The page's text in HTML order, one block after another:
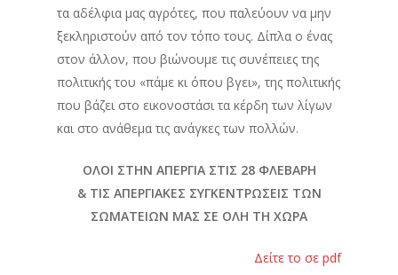
τα αδέλφια μας αγρότες, που παλεύουν να μην
ξεκληριστούν από τον τόπο τους. Δίπλα ο ένας
στον άλλον, που βιώνουμε τις συνέπειες της
πολιτικής του «πάμε κι όπου βγει», της πολιτικής
που βάζει στο εικονοστάσι τα κέρδη των λίγων
και στο ανάθεμα τις ανάγκες των πολλών.
ΟΛΟΙ ΣΤΗΝ ΑΠΕΡΓΙΑ ΣΤΙΣ 28 ΦΛΕΒΑΡΗ
& ΤΙΣ ΑΠΕΡΓΙΑΚΕΣ ΣΥΓΚΕΝΤΡΩΣΕΙΣ ΤΩΝ
ΣΩΜΑΤΕΙΩΝ ΜΑΣ ΣΕ ΟΛΗ ΤΗ ΧΩΡΑ
Δείτε το σε pdf